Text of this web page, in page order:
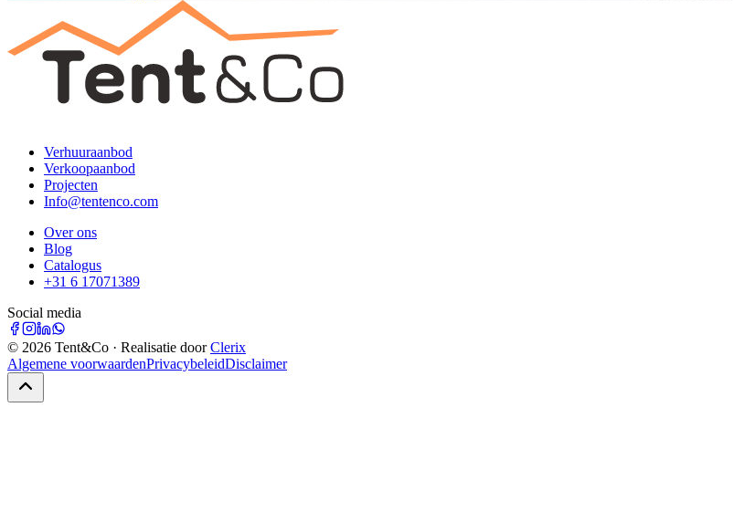
Verhuuraanbod
Verkoopaanbod
Projecten
Info@tentenco.com
Over ons
Blog
Catalogus
+31 6 17071389
Social media
© 2026 Tent&Co · Realisatie door Clerix
Algemene voorwaardenPrivacybeleidDisclaimer